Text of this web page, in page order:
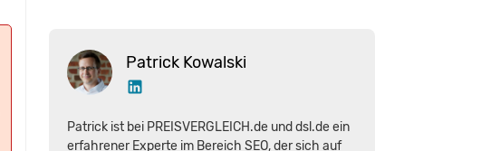
Patrick Kowalski
Patrick ist bei PREISVERGLEICH.de und dsl.de ein
erfahrener Experte im Bereich SEO, der sich auf